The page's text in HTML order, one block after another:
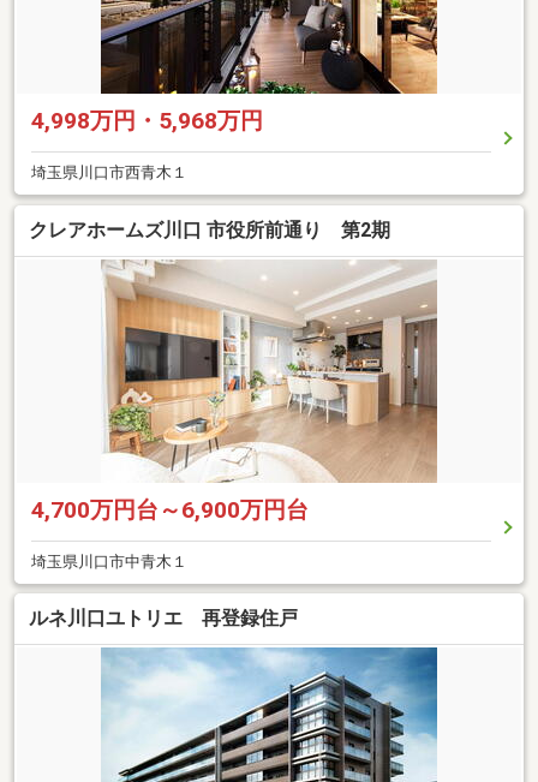
4,998万円・5,968万円
埼玉県川口市西青木１
クレアホームズ川口 市役所前通り 第2期
4,700万円台～6,900万円台
埼玉県川口市中青木１
ルネ川口ユトリエ 再登録住戸